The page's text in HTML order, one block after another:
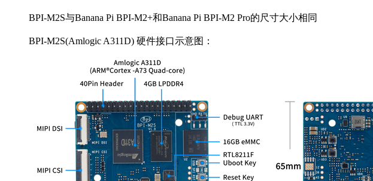
BPI-M2S与Banana Pi BPI-M2+和Banana Pi BPI-M2 Pro的尺寸大小相同
BPI-M2S(Amlogic A311D) 硬件接口示意图：